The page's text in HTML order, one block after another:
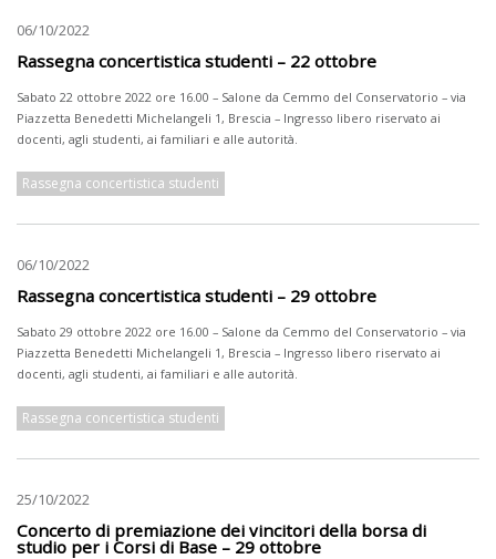
06/10/2022
Rassegna concertistica studenti – 22 ottobre
Sabato 22 ottobre 2022 ore 16.00 – Salone da Cemmo del Conservatorio – via
Piazzetta Benedetti Michelangeli 1, Brescia – Ingresso libero riservato ai
docenti, agli studenti, ai familiari e alle autorità.
Rassegna concertistica studenti
06/10/2022
Rassegna concertistica studenti – 29 ottobre
Sabato 29 ottobre 2022 ore 16.00 – Salone da Cemmo del Conservatorio – via
Piazzetta Benedetti Michelangeli 1, Brescia – Ingresso libero riservato ai
docenti, agli studenti, ai familiari e alle autorità.
Rassegna concertistica studenti
25/10/2022
Concerto di premiazione dei vincitori della borsa di
studio per i Corsi di Base – 29 ottobre